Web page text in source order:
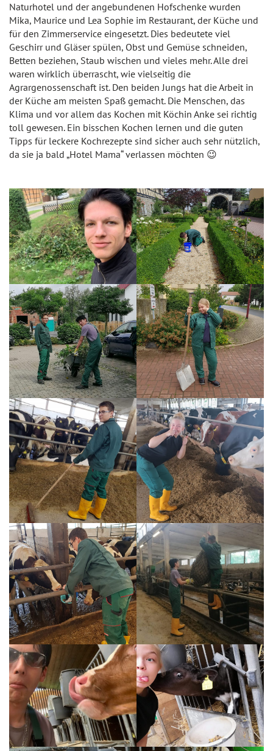
Naturhotel und der angebundenen Hofschenke wurden
Mika, Maurice und Lea Sophie im Restaurant, der Küche und
für den Zimmerservice eingesetzt. Dies bedeutete viel
Geschirr und Gläser spülen, Obst und Gemüse schneiden,
Betten beziehen, Staub wischen und vieles mehr. Alle drei
waren wirklich überrascht, wie vielseitig die
Agrargenossenschaft ist. Den beiden Jungs hat die Arbeit in
der Küche am meisten Spaß gemacht. Die Menschen, das
Klima und vor allem das Kochen mit Köchin Anke sei richtig
toll gewesen. Ein bisschen Kochen lernen und die guten
Tipps für leckere Kochrezepte sind sicher auch sehr nützlich,
da sie ja bald „Hotel Mama“ verlassen möchten 😉